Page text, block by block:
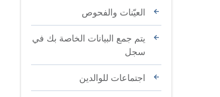
العيّنات والفحوص
يتم جمع البيانات الخاصة بك في
سجل
اجتماعات للوالدين